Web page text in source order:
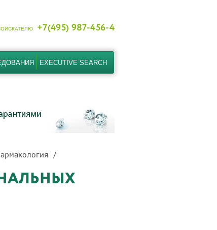
+7(495) 987-456-4
EXECUTIVE SEARCH